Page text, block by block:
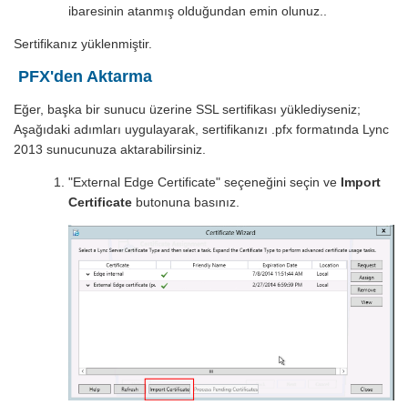
ibaresinin atanmış olduğundan emin olunuz..
Sertifikanız yüklenmiştir.
PFX'den Aktarma
Eğer, başka bir sunucu üzerine SSL sertifikası yüklediyseniz;
Aşağıdaki adımları uygulayarak, sertifikanızı .pfx formatında Lync
2013 sunucunuza aktarabilirsiniz.
"External Edge Certificate" seçeneğini seçin ve Import
Certificate butonuna basınız.